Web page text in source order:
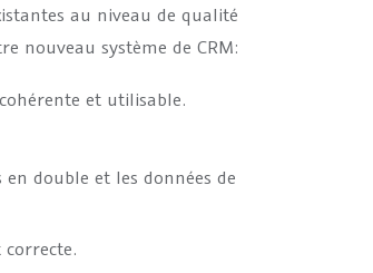
au niveau de qualité
nouveau système de CRM:
et utilisable.
double et les données de